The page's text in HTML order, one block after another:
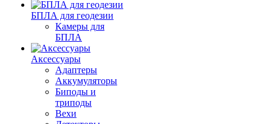
БПЛА для геодезии
Камеры для
БПЛА
Аксессуары
Адаптеры
Аккумуляторы
Биподы и
триподы
Вехи